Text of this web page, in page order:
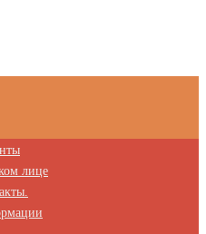
лице